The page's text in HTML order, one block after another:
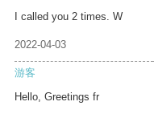
I called you 2 times. W
2022-04-03
游客
Hello, Greetings fr